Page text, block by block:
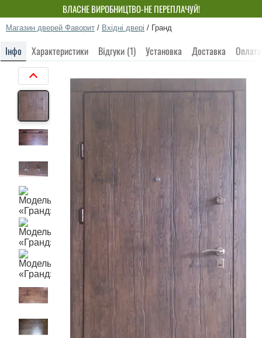
ВЛАСНЕ ВИРОБНИЦТВО-НЕ ПЕРЕПЛАЧУЙ!
Магазин дверей Фаворит / Вхідні двері / Гранд
Інфо Характеристики Відгуки (1) Установка Доставка Оплата